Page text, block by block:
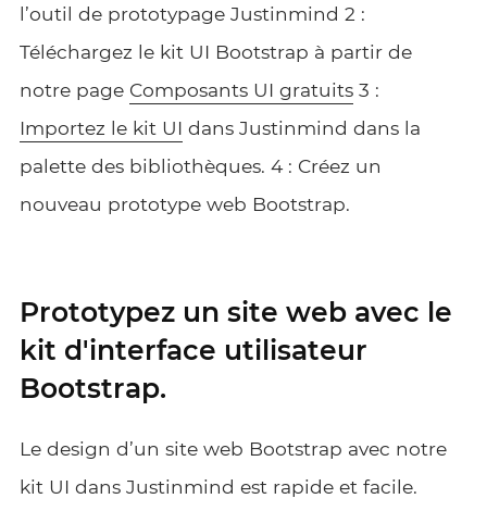
l’outil de prototypage Justinmind 2 :
Téléchargez le kit UI Bootstrap à partir de
notre page Composants UI gratuits3 :
Importez le kit UI dans Justinmind dans la
palette des bibliothèques. 4 : Créez un
nouveau prototype web Bootstrap.
Prototypez un site web avec le
kit d'interface utilisateur
Bootstrap.
Le design d’un site web Bootstrap avec notre
kit UI dans Justinmind est rapide et facile.